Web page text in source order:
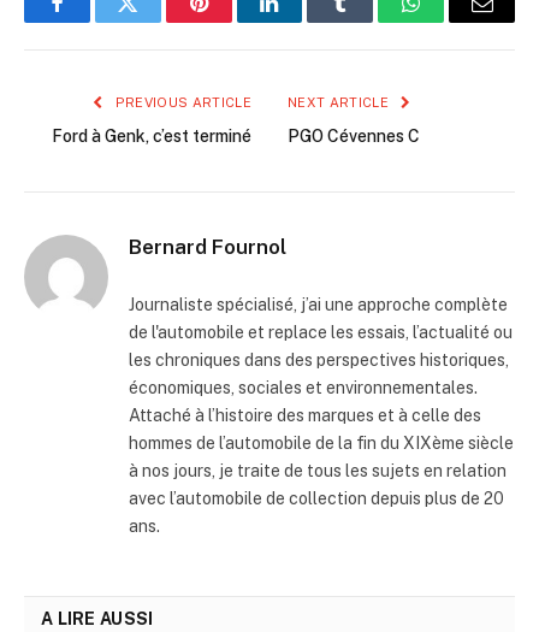
FacebookTwitter PinterestLinkedInTumblr WhatsAppEmail
PREVIOUS ARTICLE
Ford à Genk, c’est terminé
NEXT ARTICLE
PGO Cévennes C
Bernard Fournol
Journaliste spécialisé, j’ai une approche complète
de l'automobile et replace les essais, l’actualité ou
les chroniques dans des perspectives historiques,
économiques, sociales et environnementales.
Attaché à l’histoire des marques et à celle des
hommes de l’automobile de la fin du XIXème siècle
à nos jours, je traite de tous les sujets en relation
avec l’automobile de collection depuis plus de 20
ans.
A LIRE AUSSI